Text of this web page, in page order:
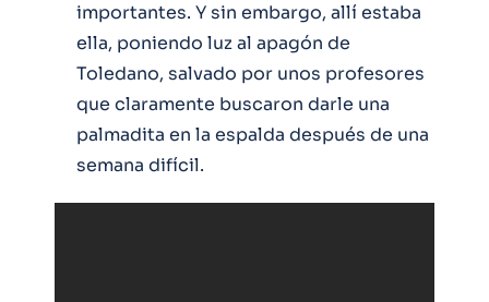
importantes. Y sin embargo, allí estaba
ella, poniendo luz al apagón de
Toledano, salvado por unos profesores
que claramente buscaron darle una
palmadita en la espalda después de una
semana difícil.